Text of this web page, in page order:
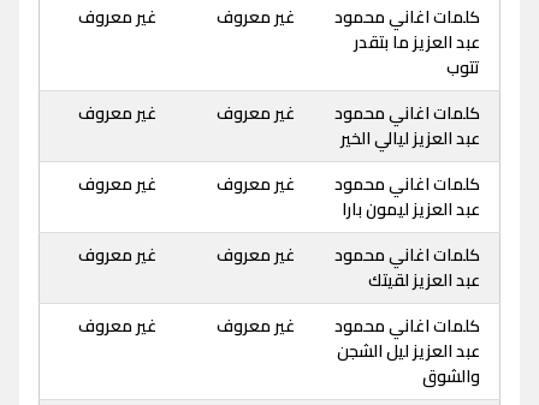
كلمات اغاني محمود
عبد العزيز ما بتقدر
تتوب
غير معروف غير معروف
كلمات اغاني محمود
عبد العزيز ليالي الخير
غير معروف غير معروف
كلمات اغاني محمود
عبد العزيز ليمون بارا
غير معروف غير معروف
كلمات اغاني محمود
عبد العزيز لقيتك
غير معروف غير معروف
كلمات اغاني محمود
عبد العزيز ليل الشجن
والشوق
غير معروف غير معروف